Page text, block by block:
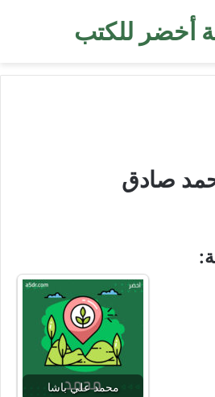
أخضر للكتب
صادق
محمد علي باشا